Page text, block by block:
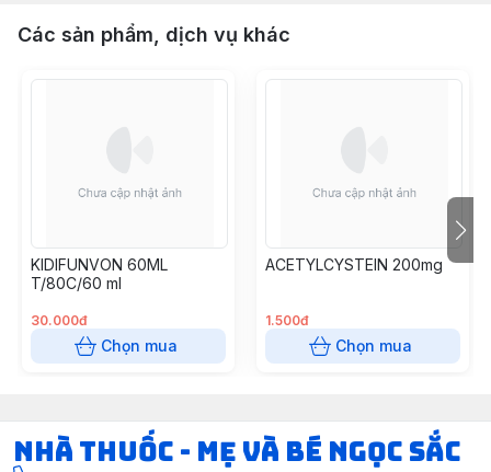
Các sản phẩm, dịch vụ khác
KIDIFUNVON 60ML
T/80C/60 ml
30.000đ
Chọn mua
ACETYLCYSTEIN 200mg
1.500đ
Chọn mua
Nhà Thuốc - Mẹ và Bé Ngọc Sắc